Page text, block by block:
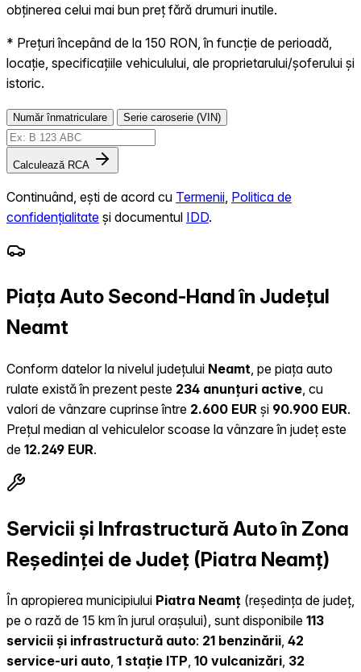
obținerea celui mai bun preț fără drumuri inutile.
* Prețuri începând de la 150 RON, în funcție de perioadă,
locație, specificațiile vehiculului, ale proprietarului/șoferului și
istoric.
Număr înmatriculare Serie caroserie (VIN)
Calculează RCA
Continuând, ești de acord cu Termenii Politica de
confidențialitate și documentul IDD.
Piața Auto Second-Hand în Județul
Neamt
Conform datelor la nivelul județului Neamt , pe piața auto
rulate există în prezent peste 234 anunțuri active , cu
valori de vânzare cuprinse între 2.600 EUR și 90.900 EUR.
Prețul median al vehiculelor scoase la vânzare în județ este
de 12.249 EUR.
Servicii și Infrastructură Auto în Zona
Reședinței de Județ (Piatra Neamț)
În apropierea municipiului Piatra Neamț (reședința de județ,
pe o rază de 15 km în jurul orașului), sunt disponibile 113
servicii și infrastructură auto: 21 benzinării, 42
service-uri auto, 1 stație ITP, 10 vulcanizări, 32